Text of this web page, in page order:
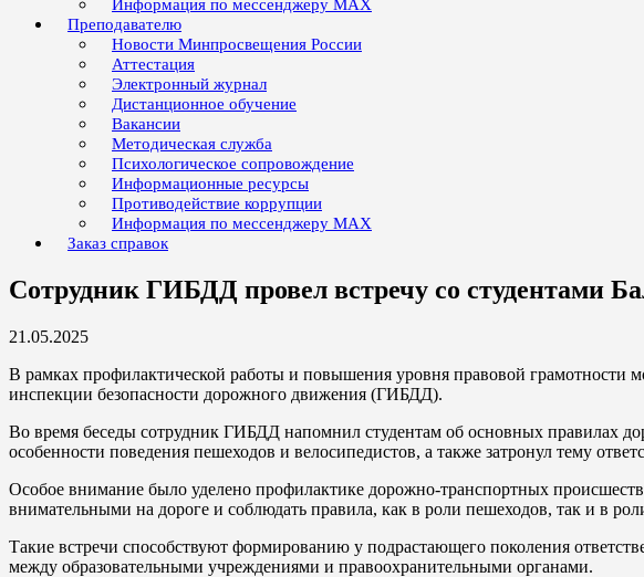
Информация по мессенджеру MAX
Преподавателю
Новости Минпросвещения России
Аттестация
Электронный журнал
Дистанционное обучение
Вакансии
Методическая служба
Психологическое сопровождение
Информационные ресурсы
Противодействие коррупции
Информация по мессенджеру MAX
Заказ справок
Сотрудник ГИБДД провел встречу со студентами
21.05.2025
В рамках профилактической работы и повышения уровня правовой грамотности
инспекции безопасности дорожного движения (ГИБДД).
Во время беседы сотрудник ГИБДД напомнил студентам об основных правилах
особенности поведения пешеходов и велосипедистов, а также затронул тему
Особое внимание было уделено профилактике дорожно-транспортных
внимательными на дороге и соблюдать правила, как в роли пешеходов, так и в
Такие встречи способствуют формированию у подрастающего поколения
между образовательными учреждениями и правоохранительными органами.